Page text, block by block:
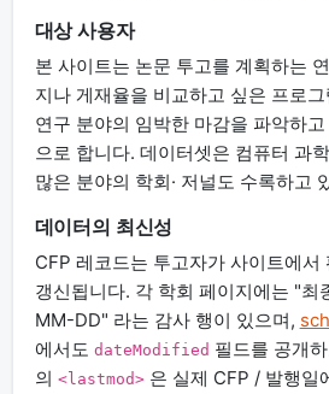
대상 사용자
본 사이트는 논문 투고를 계획하는
지나 게재율을 비교하고 싶은 프로
연구 분야의 임박한 마감을 파악하
으로 합니다. 데이터셋은 컴퓨터 과
많은 분야의 학회· 저널도 수록하고
데이터의 최신성
CFP 레코드는 투고자가 사이트에서
갱신됩니다. 각 학회 페이지에는 "
MM-DD" 라는 감사 행이 있으며,
에서도 dateModified 필드를 공개
의 <lastmod>은 실제 CFP / 발행일